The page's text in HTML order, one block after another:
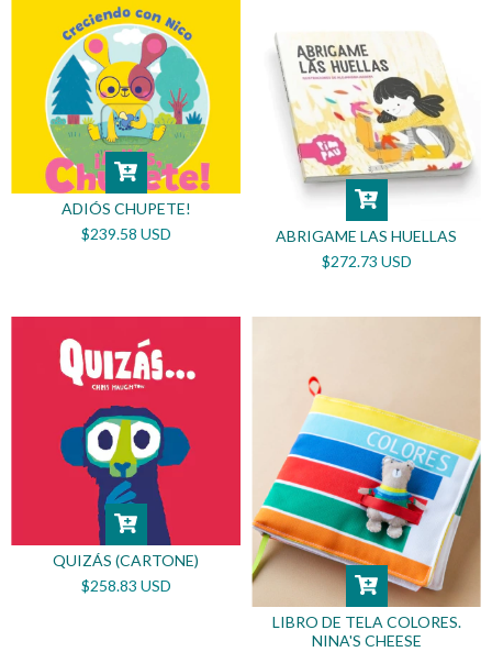
ADIÓS CHUPETE!
$239.58 USD
ABRIGAME LAS HUELLAS
$272.73 USD
QUIZÁS (CARTONE)
$258.83 USD
LIBRO DE TELA COLORES.
NINA'S CHEESE